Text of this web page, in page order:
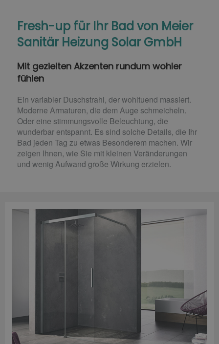
Fresh-up für Ihr Bad von Meier
Sanitär Heizung Solar GmbH
Mit gezielten Akzenten rundum wohler
fühlen
Ein variabler Duschstrahl, der wohltuend massiert.
Moderne Armaturen, die dem Auge schmeicheln.
Oder eine stimmungsvolle Beleuchtung, die
wunderbar entspannt. Es sind solche Details, die Ihr
Bad jeden Tag zu etwas Besonderem machen. Wir
zeigen Ihnen, wie Sie mit kleinen Veränderungen
und wenig Aufwand große Wirkung erzielen.